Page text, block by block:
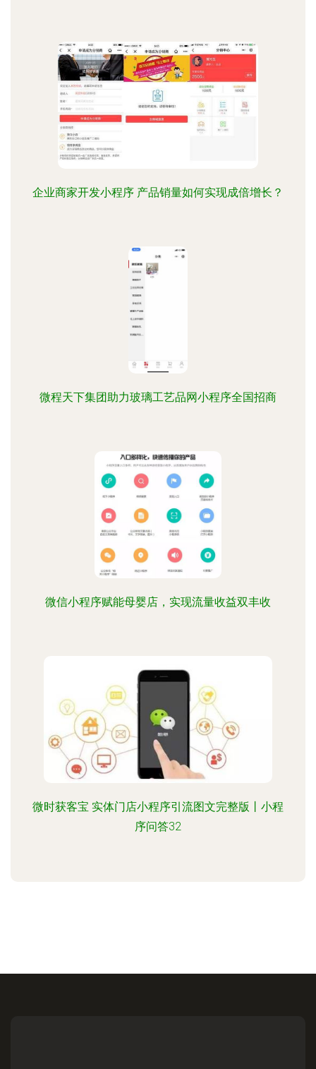
企业商家开发小程序 产品销量如何实现成倍增长？
微程天下集团助力玻璃工艺品网小程序全国招商
微信小程序赋能母婴店，实现流量收益双丰收
微时获客宝 实体门店小程序引流图文完整版丨小程
序问答32